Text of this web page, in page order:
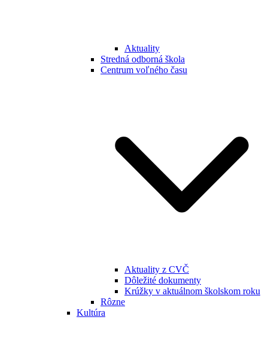
Aktuality
Stredná odborná škola
Centrum voľného času
Aktuality z CVČ
Dôležité dokumenty
Krúžky v aktuálnom školskom roku
Rôzne
Kultúra